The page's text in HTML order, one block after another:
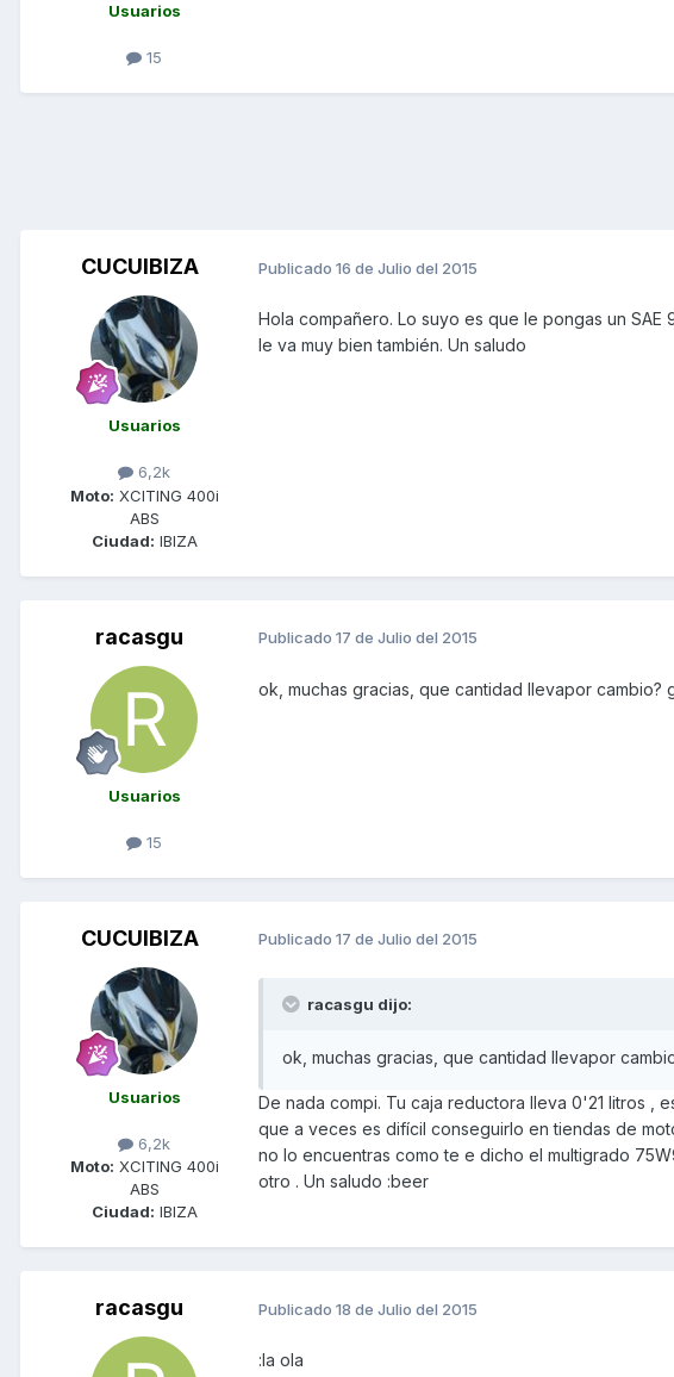
Usuarios
15
CUCUIBIZA
Usuarios
6,2k
Moto: XCITING 400i
ABS
Ciudad: IBIZA
Publicado 16 de Julio del 2015
Hola compañero. Lo suyo es que le pongas un
le va muy bien también. Un saludo
racasgu
Usuarios
15
Publicado 17 de Julio del 2015
ok, muchas gracias, que cantidad llevapor cambio?
CUCUIBIZA
Usuarios
6,2k
Moto: XCITING 400i
ABS
Ciudad: IBIZA
Publicado 17 de Julio del 2015
racasgu dijo:
ok, muchas gracias, que cantidad llevapor
De nada compi. Tu caja reductora lleva 0'21 litros ,
que a veces es difícil conseguirlo en tiendas de
no lo encuentras como te e dicho el multigrado
otro . Un saludo :beer
racasgu Publicado 18 de Julio del 2015
:la ola